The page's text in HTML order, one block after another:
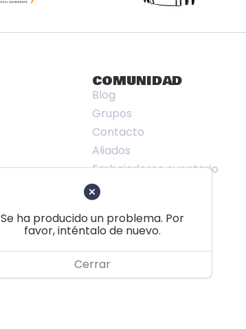
COMUNIDAD
Blog
Grupos
Contacto
Aliados
Embajadores eventario
Ranking Eventario
Se ha producido un problema. Por
favor, inténtalo de nuevo.
Cerrar